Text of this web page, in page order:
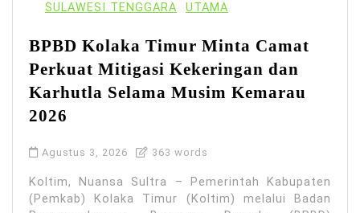
SULAWESI TENGGARA UTAMA
BPBD Kolaka Timur Minta Camat
Perkuat Mitigasi Kekeringan dan
Karhutla Selama Musim Kemarau
2026
Agustus 3, 2026 363 words
Koltim, Nuansa Sultra – Pemerintah Kabupaten
(Pemkab) Kolaka Timur (Koltim) melalui Badan